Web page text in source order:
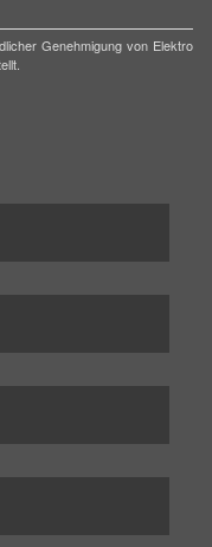
Genehmigung von Elektro